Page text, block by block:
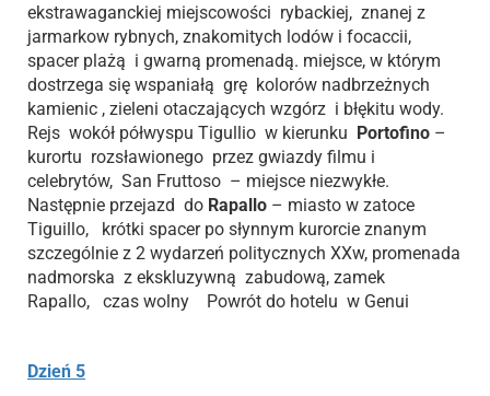
ekstrawaganckiej miejscowości rybackiej, znanej z
jarmarkow rybnych, znakomitych lodów i focaccii,
spacer plażą i gwarną promenadą. miejsce, w którym
dostrzega się wspaniałą grę kolorów nadbrzeżnych
kamienic , zieleni otaczających wzgórz i błękitu wody.
Rejs wokół półwyspu Tigullio w kierunku Portofino –
kurortu rozsławionego przez gwiazdy filmu i
celebrytów, San Fruttoso – miejsce niezwykłe.
Następnie przejazd do Rapallo – miasto w zatoce
Tiguillo, krótki spacer po słynnym kurorcie znanym
szczególnie z 2 wydarzeń politycznych XXw, promenada
nadmorska z ekskluzywną zabudową, zamek
Rapallo, czas wolny Powrót do hotelu w Genui
Dzień 5